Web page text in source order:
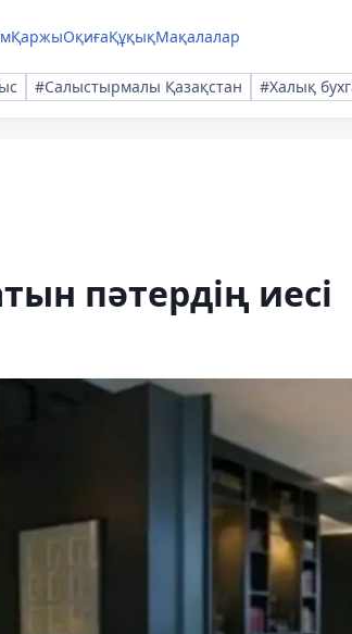
ҚаржыОқиғаҚұқықМақалалар
#Салыстырмалы Қазақстан #Халық
пәтердің иесі